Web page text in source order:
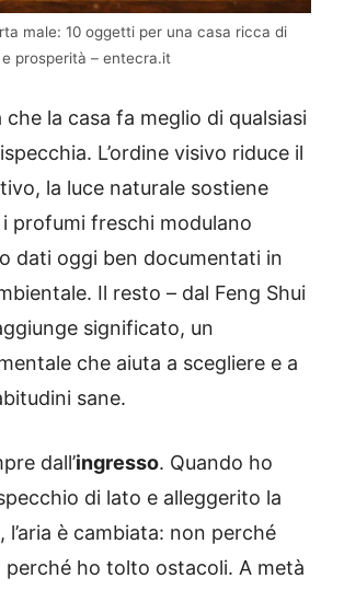
male: 10 oggetti per una casa ricca di
prosperità – entecra.it
che la casa fa meglio di qualsiasi
L’ordine visivo riduce il
la luce naturale sostiene
i profumi freschi modulano
dati oggi ben documentati in
Il resto – dal Feng Shui
significato, un
che aiuta a scegliere e a
sane.
dall’ingresso. Quando ho
di lato e alleggerito la
l’aria è cambiata: non perché
perché ho tolto ostacoli. A metà